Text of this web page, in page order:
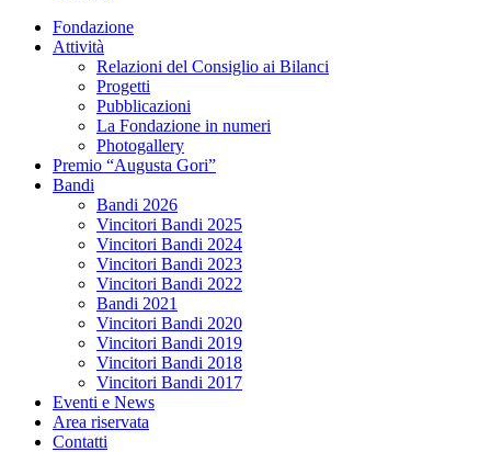
Fondazione
Attività
Relazioni del Consiglio ai Bilanci
Progetti
Pubblicazioni
La Fondazione in numeri
Photogallery
Premio “Augusta Gori”
Bandi
Bandi 2026
Vincitori Bandi 2025
Vincitori Bandi 2024
Vincitori Bandi 2023
Vincitori Bandi 2022
Bandi 2021
Vincitori Bandi 2020
Vincitori Bandi 2019
Vincitori Bandi 2018
Vincitori Bandi 2017
Eventi e News
Area riservata
Contatti